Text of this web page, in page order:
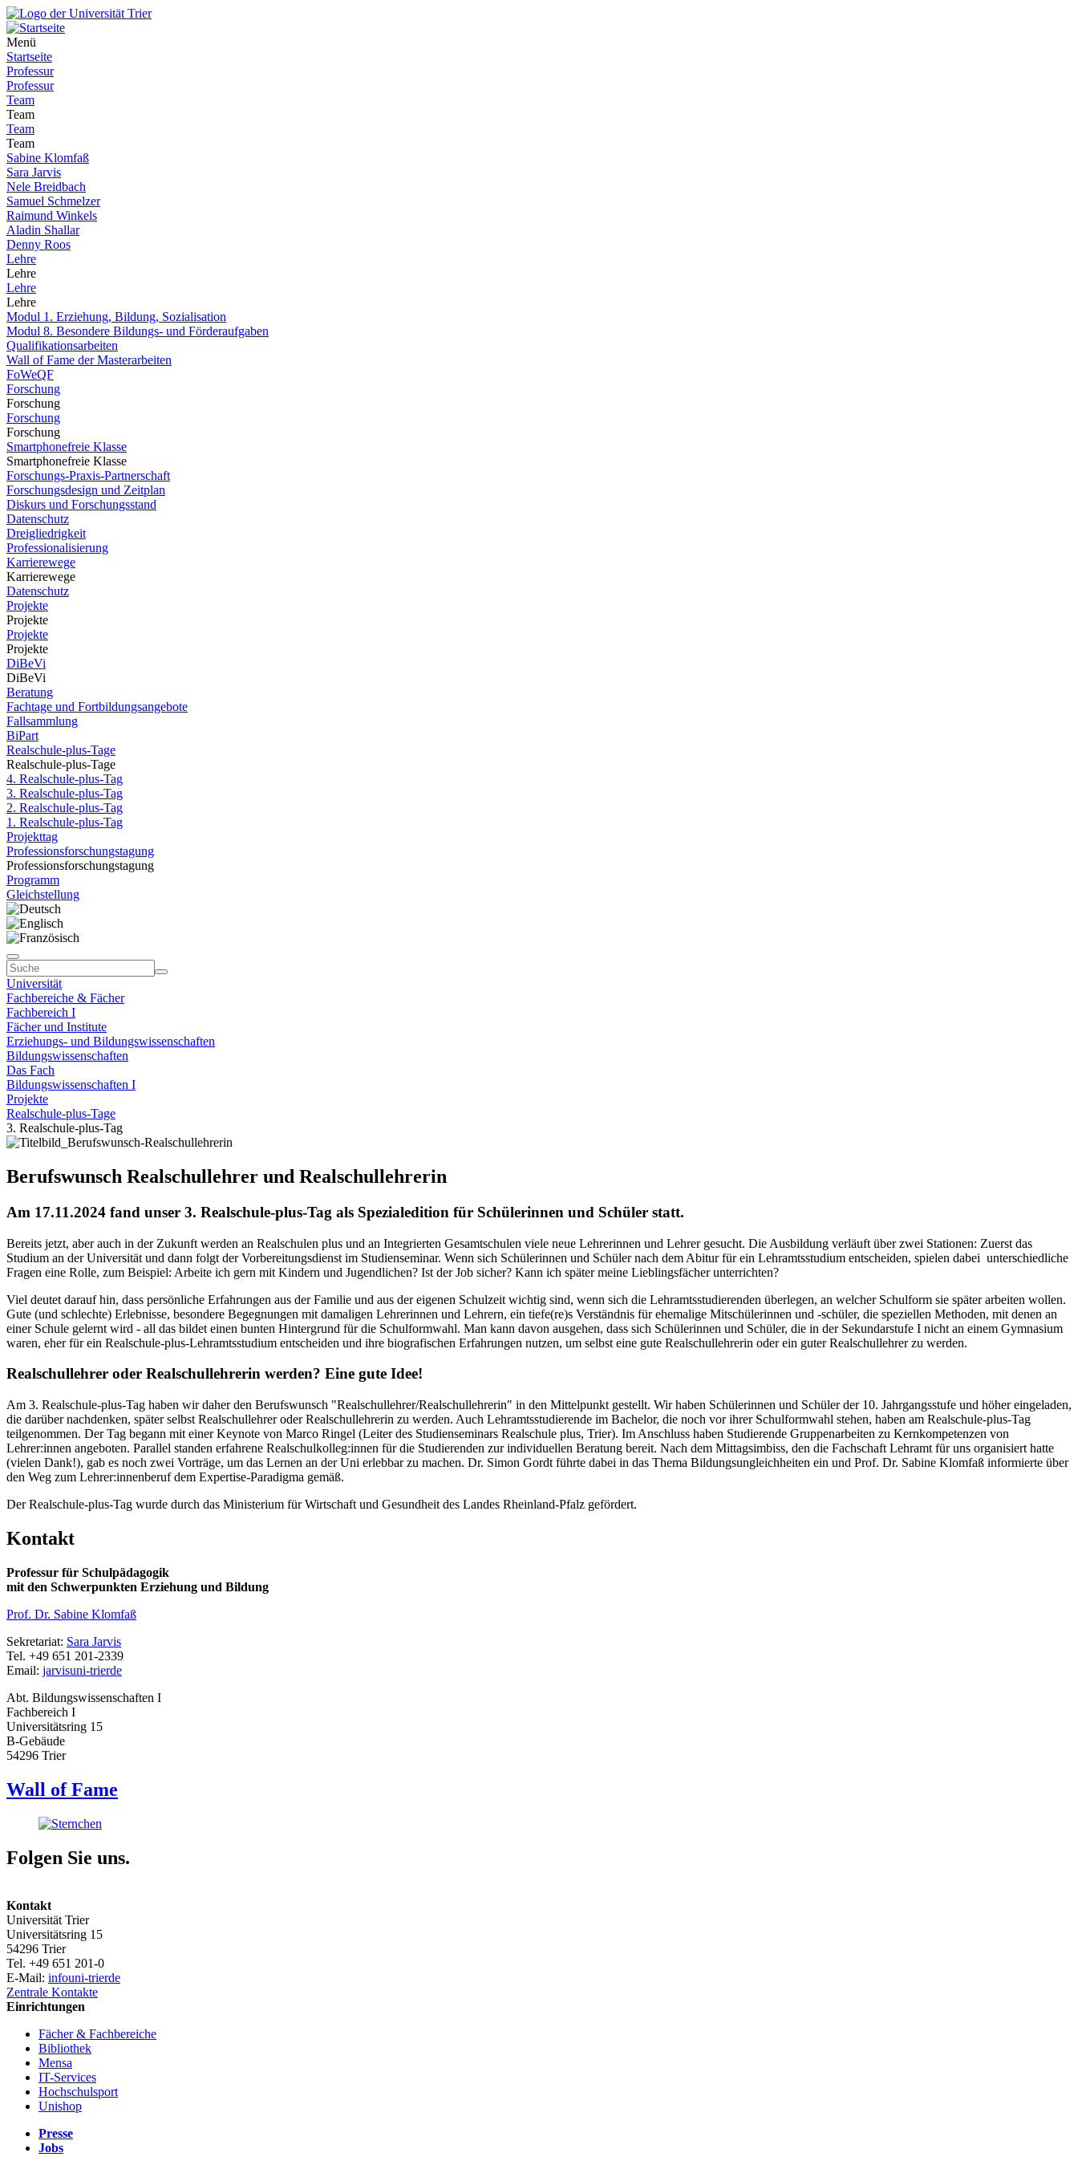
Menü
Startseite
Professur
Professur
Team
Team
Team
Team
Sabine Klomfaß
Sara Jarvis
Nele Breidbach
Samuel Schmelzer
Raimund Winkels
Aladin Shallar
Denny Roos
Lehre
Lehre
Lehre
Lehre
Modul 1. Erziehung, Bildung, Sozialisation
Modul 8. Besondere Bildungs- und Förderaufgaben
Qualifikationsarbeiten
Wall of Fame der Masterarbeiten
FoWeQF
Forschung
Forschung
Forschung
Forschung
Smartphonefreie Klasse
Smartphonefreie Klasse
Forschungs-Praxis-Partnerschaft
Forschungsdesign und Zeitplan
Diskurs und Forschungsstand
Datenschutz
Dreigliedrigkeit
Professionalisierung
Karrierewege
Karrierewege
Datenschutz
Projekte
Projekte
Projekte
Projekte
DiBeVi
DiBeVi
Beratung
Fachtage und Fortbildungsangebote
Fallsammlung
BiPart
Realschule-plus-Tage
Realschule-plus-Tage
4. Realschule-plus-Tag
3. Realschule-plus-Tag
2. Realschule-plus-Tag
1. Realschule-plus-Tag
Projekttag
Professionsforschungstagung
Professionsforschungstagung
Programm
Gleichstellung
Universität
Fachbereiche & Fächer
Fachbereich I
Fächer und Institute
Erziehungs- und Bildungswissenschaften
Bildungswissenschaften
Das Fach
Bildungswissenschaften I
Projekte
Realschule-plus-Tage
3. Realschule-plus-Tag
Berufswunsch Realschullehrer und Realschullehrerin
Am 17.11.2024 fand unser 3. Realschule-plus-Tag als Spezialedition für Schülerinnen und Schüler statt.
Bereits jetzt, aber auch in der Zukunft werden an Realschulen plus und an Integrierten Gesamtschulen viele neue Lehrerinnen und Lehrer gesucht. Die Ausbildung verläuft über zwei Stationen: Zuerst das
Studium an der Universität und dann folgt der Vorbereitungsdienst im Studienseminar. Wenn sich Schülerinnen und Schüler nach dem Abitur für ein Lehramtsstudium entscheiden, spielen dabei unterschiedliche
Fragen eine Rolle, zum Beispiel: Arbeite ich gern mit Kindern und Jugendlichen? Ist der Job sicher? Kann ich später meine Lieblingsfächer unterrichten?
Viel deutet darauf hin, dass persönliche Erfahrungen aus der Familie und aus der eigenen Schulzeit wichtig sind, wenn sich die Lehramtsstudierenden überlegen, an welcher Schulform sie später arbeiten wollen.
Gute (und schlechte) Erlebnisse, besondere Begegnungen mit damaligen Lehrerinnen und Lehrern, ein tiefe(re)s Verständnis für ehemalige Mitschülerinnen und -schüler, die speziellen Methoden, mit denen an
einer Schule gelernt wird - all das bildet einen bunten Hintergrund für die Schulformwahl. Man kann davon ausgehen, dass sich Schülerinnen und Schüler, die in der Sekundarstufe I nicht an einem Gymnasium
waren, eher für ein Realschule-plus-Lehramtsstudium entscheiden und ihre biografischen Erfahrungen nutzen, um selbst eine gute Realschullehrerin oder ein guter Realschullehrer zu werden.
Realschullehrer oder Realschullehrerin werden? Eine gute Idee!
Am 3. Realschule-plus-Tag haben wir daher den Berufswunsch "Realschullehrer/Realschullehrerin" in den Mittelpunkt gestellt. Wir haben Schülerinnen und Schüler der 10. Jahrgangsstufe und höher eingeladen,
die darüber nachdenken, später selbst Realschullehrer oder Realschullehrerin zu werden. Auch Lehramtsstudierende im Bachelor, die noch vor ihrer Schulformwahl stehen, haben am Realschule-plus-Tag
teilgenommen. Der Tag begann mit einer Keynote von Marco Ringel (Leiter des Studienseminars Realschule plus, Trier). Im Anschluss haben Studierende Gruppenarbeiten zu Kernkompetenzen von
Lehrer:innen angeboten. Parallel standen erfahrene Realschulkolleg:innen für die Studierenden zur individuellen Beratung bereit. Nach dem Mittagsimbiss, den die Fachschaft Lehramt für uns organisiert hatte
(vielen Dank!), gab es noch zwei Vorträge, um das Lernen an der Uni erlebbar zu machen. Dr. Simon Gordt führte dabei in das Thema Bildungsungleichheiten ein und Prof. Dr. Sabine Klomfaß informierte über
den Weg zum Lehrer:innenberuf dem Expertise-Paradigma gemäß.
Der Realschule-plus-Tag wurde durch das Ministerium für Wirtschaft und Gesundheit des Landes Rheinland-Pfalz gefördert.
Kontakt
Professur für Schulpädagogik
mit den Schwerpunkten Erziehung und Bildung
Prof. Dr. Sabine Klomfaß
Sekretariat: Sara Jarvis
Tel. +49 651 201-2339
Email: jarvisuni-trierde
Abt. Bildungswissenschaften I
Fachbereich I
Universitätsring 15
B-Gebäude
54296 Trier
Wall of Fame
Folgen Sie uns.
Kontakt
Universität Trier
Universitätsring 15
54296 Trier
Tel. +49 651 201-0
E-Mail: infouni-trierde
Zentrale Kontakte
Einrichtungen
Fächer & Fachbereiche
Bibliothek
Mensa
IT-Services
Hochschulsport
Unishop
Presse
Jobs